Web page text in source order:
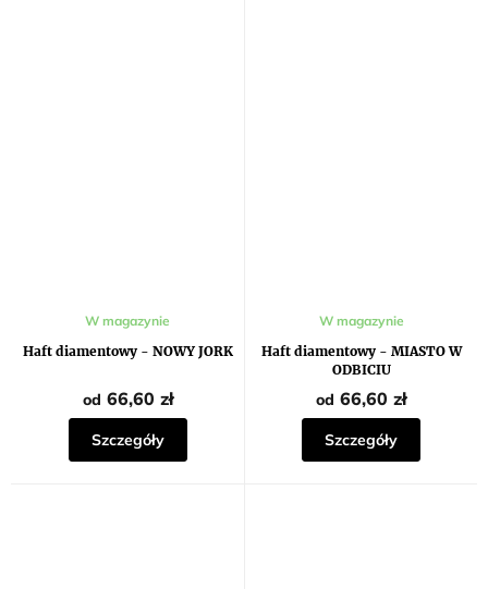
Haft diamentowy - NOWY JORK
W magazynie
od 66,60 zł
Szczegóły
Haft diamentowy - MIASTO W
ODBICIU
W magazynie
od 66,60 zł
Szczegóły